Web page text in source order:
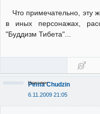
Что примечательно, эту
в иных персонажах,
"Буддизм Тибета"...
Pema Chudzin
6.11.2009 21:05
Неактивен